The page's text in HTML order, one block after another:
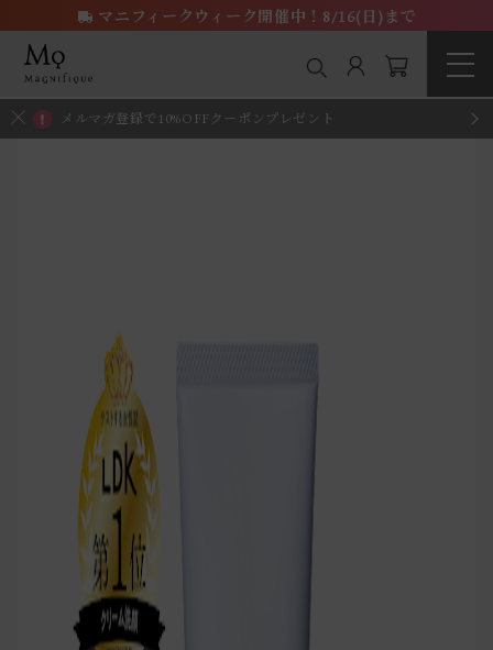
メルマガ登録で10%OFFクーポンプレゼント
マニフィークウィーク開催中！8/16(日)まで